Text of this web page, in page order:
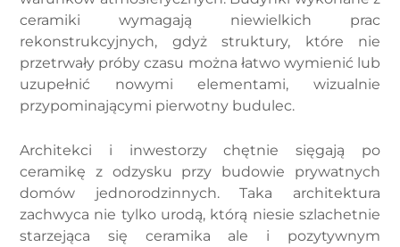
ceramiki wymagają niewielkich prac
rekonstrukcyjnych, gdyż struktury, które nie
przetrwały próby czasu można łatwo wymienić lub
uzupełnić nowymi elementami, wizualnie
przypominającymi pierwotny budulec.
Architekci i inwestorzy chętnie sięgają po
ceramikę z odzysku przy budowie prywatnych
domów jednorodzinnych. Taka architektura
zachwyca nie tylko urodą, którą niesie szlachetnie
starzejąca się ceramika ale i pozytywnym